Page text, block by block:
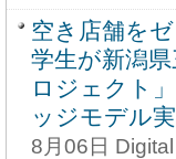
空き店舗を
学生が新潟
ロジェクト
ッジモデル
8月06日